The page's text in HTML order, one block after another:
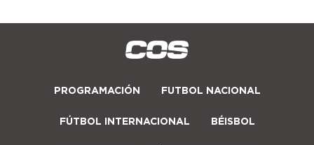
PROGRAMACIÓN FUTBOL NACIONAL
FÚTBOL INTERNACIONAL BÉISBOL